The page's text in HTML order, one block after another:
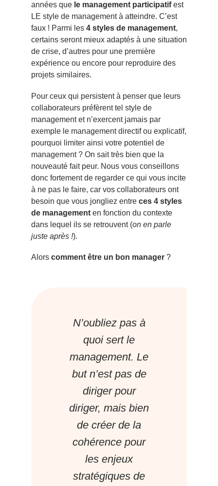
années que le management participatifest
LE style de management à atteindre. C’est
faux ! Parmi les 4 styles de management,
certains seront mieux adaptés à une situation
de crise, d’autres pour une première
expérience ou encore pour reproduire des
projets similaires.
Pour ceux qui persistent à penser que leurs
collaborateurs préfèrent tel style de
management et n’exercent jamais par
exemple le management directif ou explicatif,
pourquoi limiter ainsi votre potentiel de
management ? On sait très bien que la
nouveauté fait peur. Nous vous conseillons
donc fortement de regarder ce qui vous incite
à ne pas le faire, car vos collaborateurs ont
besoin que vous jongliez entre ces 4 styles
de management en fonction du contexte
dans lequel ils se retrouvent (on en parle
juste après !).
Alors comment être un bon manager ?
N’oubliez pas à
quoi sert le
management. Le
but n’est pas de
diriger pour
diriger, mais bien
de créer de la
cohérence pour
les enjeux
stratégiques de